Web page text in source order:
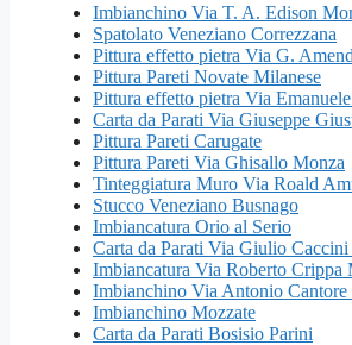
Imbianchino Via T. A. Edison
Spatolato Veneziano Correzzana
Pittura effetto pietra Via G.
Pittura Pareti Novate Milanese
Pittura effetto pietra Via
Carta da Parati Via Giuseppe
Pittura Pareti Carugate
Pittura Pareti Via Ghisallo Monza
Tinteggiatura Muro Via Roald
Stucco Veneziano Busnago
Imbiancatura Orio al Serio
Carta da Parati Via Giulio
Imbiancatura Via Roberto Crippa
Imbianchino Via Antonio Cantore
Imbianchino Mozzate
Carta da Parati Bosisio Parini